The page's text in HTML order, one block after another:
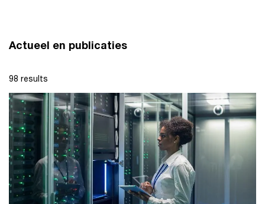
Actueel en publicaties
98 results